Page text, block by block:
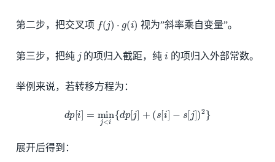
第二步，把交叉项 f(j )⋅ ) 视为”斜率乘自变量”。
第三步，把纯 的项归入截距，纯i 的项归入外部常数。
举例来说，若转移方程为：
d p[i min < { d p ] +( s[i j ])2}
展开后得到：